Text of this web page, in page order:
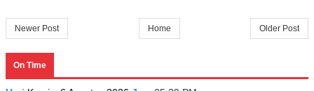
Newer Post Older Post
Home
On Time